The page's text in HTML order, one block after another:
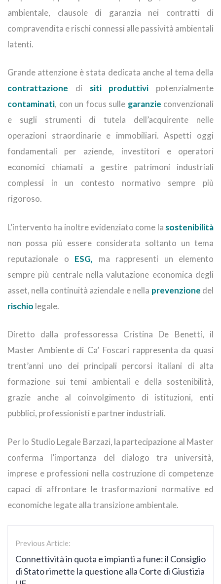
ambientale, clausole di garanzia nei contratti di
compravendita e rischi connessi alle passività ambientali
latenti.
Grande attenzione è stata dedicata anche al tema della
contrattazione di siti produttivi potenzialmente
contaminati, con un focus sulle garanzie convenzionali
e sugli strumenti di tutela dell’acquirente nelle
operazioni straordinarie e immobiliari. Aspetti oggi
fondamentali per aziende, investitori e operatori
economici chiamati a gestire patrimoni industriali
complessi in un contesto normativo sempre più
rigoroso.
L’intervento ha inoltre evidenziato come la sostenibilità
non possa più essere considerata soltanto un tema
reputazionale o ESG, ma rappresenti un elemento
sempre più centrale nella valutazione economica degli
asset, nella continuità aziendale e nella prevenzione del
rischio legale.
Diretto dalla professoressa Cristina De Benetti, il
Master Ambiente di Ca’ Foscari rappresenta da quasi
trent’anni uno dei principali percorsi italiani di alta
formazione sui temi ambientali e della sostenibilità,
grazie anche al coinvolgimento di istituzioni, enti
pubblici, professionisti e partner industriali.
Per lo Studio Legale Barzazi, la partecipazione al Master
conferma l’importanza del dialogo tra università,
imprese e professioni nella costruzione di competenze
capaci di affrontare le trasformazioni normative ed
economiche legate alla transizione ambientale.
Previous Article:
Connettività in quota e impianti a fune: il Consiglio
di Stato rimette la questione alla Corte di Giustizia